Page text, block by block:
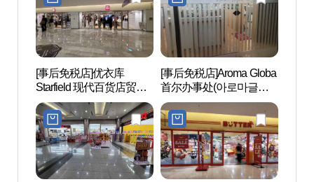
[事后免税店]优衣库
Starfield 现代百货店贸易
中心店(유니클로 스타필
드 코엑스몰점)
[事后免税店]Aroma Globa
首尔办事处(아로마글로
바 서울사무소)